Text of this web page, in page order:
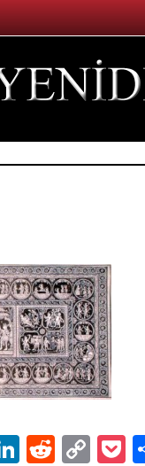
LinkedIn
Reddit